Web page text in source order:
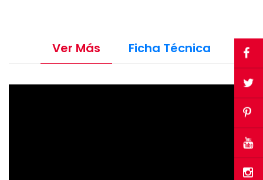
Ver Más Ficha Técnica